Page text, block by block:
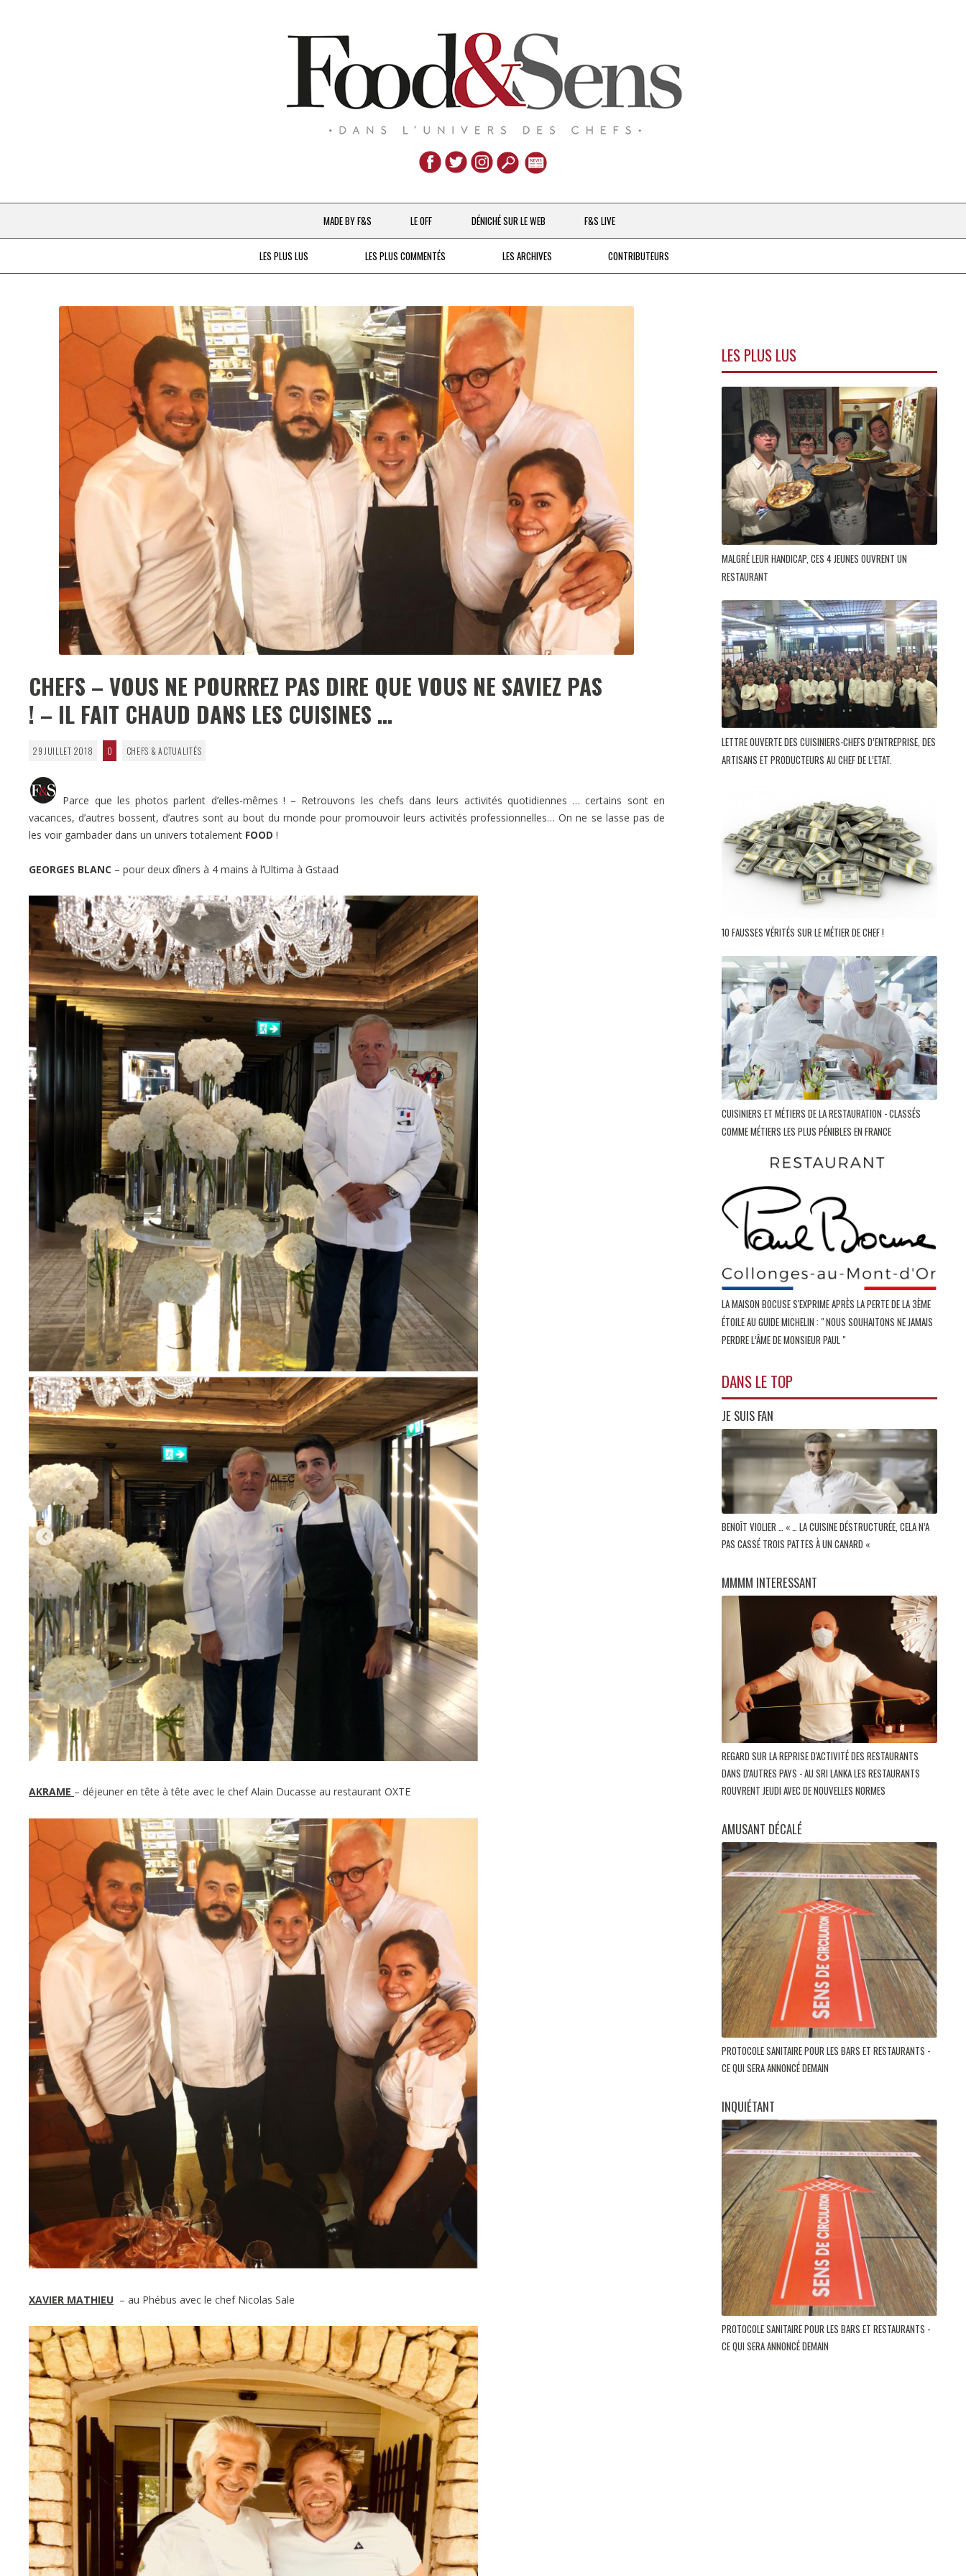
Aller
au
contenu
MADE BY F&S
CHEFS & ACTUALITÉS
À LA PETITE CUILLÈRE
DESTIN DE FEMME
V…DE VOYAGE
LE OFF DÉNICHÉ SUR LE WEB F&S LIVE
LES PLUS LUS LES PLUS COMMENTÉS LES ARCHIVES CONTRIBUTEURS
CHEFS – VOUS NE POURREZ PAS DIRE QUE VOUS NE SAVIEZ PAS
! – IL FAIT CHAUD DANS LES CUISINES …
29 JUILLET 2018 0 CHEFS & ACTUALITÉS
Parce que les photos parlent d’elles-mêmes ! – Retrouvons les chefs dans leurs activités quotidiennes … certains sont en
vacances, d’autres bossent, d’autres sont au bout du monde pour promouvoir leurs activités professionnelles… On ne se lasse pas de
les voir gambader dans un univers totalement FOOD !
GEORGES BLANC – pour deux dîners à 4 mains à l’Ultima à Gstaad
AKRAME – déjeuner en tête à tête avec le chef Alain Ducasse au restaurant OXTE
XAVIER MATHIEU – au Phébus avec le chef Nicolas Sale
LES PLUS LUS
MALGRÉ LEUR HANDICAP, CES 4 JEUNES OUVRENT UN
RESTAURANT
LETTRE OUVERTE DES CUISINIERS-CHEFS D’ENTREPRISE, DES
ARTISANS ET PRODUCTEURS AU CHEF DE L’ETAT.
10 FAUSSES VÉRITÉS SUR LE MÉTIER DE CHEF !
CUISINIERS ET MÉTIERS DE LA RESTAURATION - CLASSÉS
COMME MÉTIERS LES PLUS PÉNIBLES EN FRANCE
LA MAISON BOCUSE S'EXPRIME APRÈS LA PERTE DE LA 3ÈME
ÉTOILE AU GUIDE MICHELIN : " NOUS SOUHAITONS NE JAMAIS
PERDRE L’ÂME DE MONSIEUR PAUL "
DANS LE TOP
JE SUIS FAN
BENOÎT VIOLIER … « … LA CUISINE DÉSTRUCTURÉE, CELA N’A
PAS CASSÉ TROIS PATTES À UN CANARD «
MMMM INTERESSANT
REGARD SUR LA REPRISE D'ACTIVITÉ DES RESTAURANTS
DANS D'AUTRES PAYS - AU SRI LANKA LES RESTAURANTS
ROUVRENT JEUDI AVEC DE NOUVELLES NORMES
AMUSANT DÉCALÉ
PROTOCOLE SANITAIRE POUR LES BARS ET RESTAURANTS -
CE QUI SERA ANNONCÉ DEMAIN
INQUIÉTANT
PROTOCOLE SANITAIRE POUR LES BARS ET RESTAURANTS -
CE QUI SERA ANNONCÉ DEMAIN